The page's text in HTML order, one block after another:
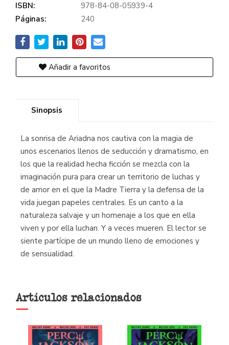
ISBN:
978-84-08-05939-4
Páginas:
240
Añadir a favoritos
Sinopsis
La sonrisa de Ariadna nos cautiva con la magia de
unos escenarios llenos de seducción y dramatismo, en
los que la realidad hecha ficción se mezcla con la
imaginación pura para crear un territorio de luchas y
de amor en el que la Madre Tierra y la defensa de la
vida juegan papeles centrales. Es un canto a la
naturaleza salvaje y un homenaje a los que en ella
viven y por ella luchan. Y a veces mueren. El lector se
siente partícipe de un mundo lleno de emociones y
de sensualidad.
Artículos relacionados